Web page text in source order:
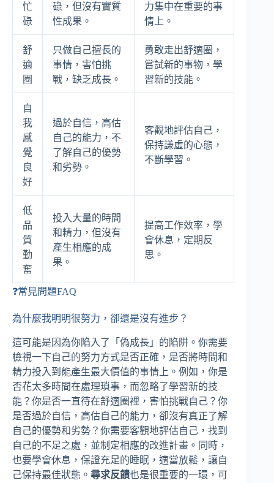
忙
碌
碌，但沒有實質
性成果。
力集中在重要的事
情上。
舒
適
圈
只做自己擅長的
事情，害怕挑
戰，缺乏成長。
勇敢走出舒適圈，
嘗試新的事物，學
習新的技能。
自
我
感
覺
良
好
過於自信，高估
自己的能力，不
了解自己的優勢
和劣勢。
客觀地評估自己，
保持謙虛的心態，
不斷學習。
低
品
質
勤
奮
投入大量的時間
和精力，但沒有
產生相應的成
果。
提高工作效率，學
會休息，定期反
思。
❓常見問題FAQ
為什麼我明明很努力，卻還是沒有進步？
這可能是因為你陷入了「偽成長」的陷阱。你需要
檢視一下自己的努力方式是否正確，是否將時間和
精力投入到能產生最大價值的事情上。例如，你是
否花太多時間在處理瑣事，而忽略了學習新的技
能？你是否一直待在舒適圈裡，害怕挑戰自己？你
是否過於自信，高估自己的能力，卻沒有真正了解
自己的優勢和劣勢？你需要客觀地評估自己，找到
自己的不足之處，並制定相應的改進計畫。同時，
也要學會休息，保證充足的睡眠，適當放鬆，讓自
己保持最佳狀態。 尋求反饋也是很重要的一環，可